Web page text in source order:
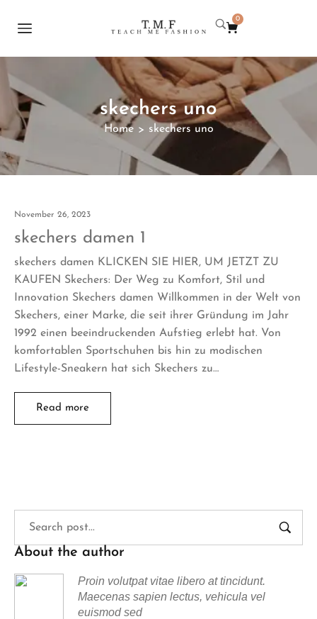
0
skechers uno
Home > skechers uno
November 26, 2023
skechers damen 1
skechers damen KLICKEN SIE HIER, UM JETZT ZU
KAUFEN Skechers: Der Weg zu Komfort, Stil und
Innovation Skechers damen Willkommen in der Welt von
Skechers, einer Marke, die seit ihrer Gründung im Jahr
1992 einen beeindruckenden Aufstieg erlebt hat. Von
komfortablen Sportschuhen bis hin zu modischen
Lifestyle-Sneakern hat sich Skechers zu…
Read more
About the author
Proin volutpat vitae libero at tincidunt.
Maecenas sapien lectus, vehicula vel
euismod sed